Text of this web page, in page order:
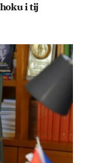
i tij